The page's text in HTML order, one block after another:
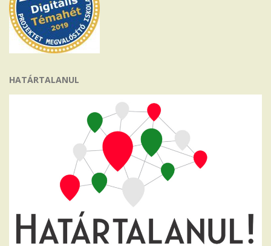
HATÁRTALANUL